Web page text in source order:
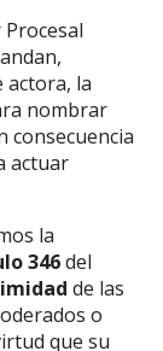
la
nombrar
consecuencia
actuar
la
346del
de las
o
que su